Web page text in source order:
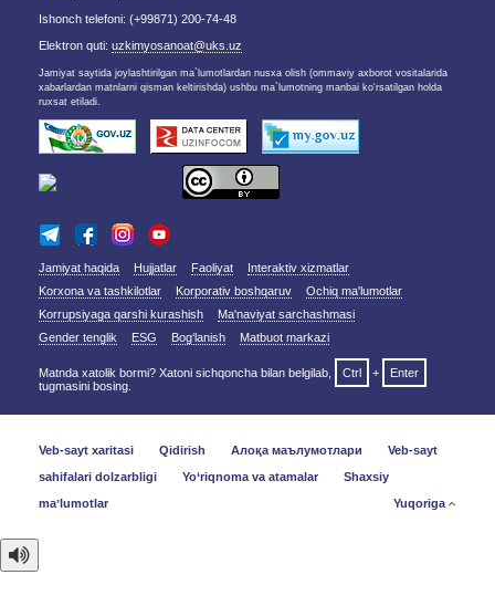
Ishonch telefoni: (+99871) 200-74-48
Elektron quti: uzkimyosanoat@uks.uz
Jamiyat saytida joylashtirilgan ma`lumotlardan nusxa olish (ommaviy axborot vositalarida
xabarlardan matnlarni qisman keltirishda) ushbu ma`lumotning manbai ko'rsatilgan holda
ruxsat etiladi.
Jamiyat haqida Hujjatlar Faoliyat
Interaktiv xizmatlar
Korxona va tashkilotlar
Korporativ boshqaruv
Ochiq ma'lumotlar
Korrupsiyaga qarshi kurashish
Ma'naviyat sarchashmasi
Gender tenglik
ESG Bog‘lanish Matbuot markazi
Matnda xatolik bormi? Xatoni sichqoncha bilan belgilab, Ctrl +
Enter
tugmasini bosing.
Veb-sayt xaritasi Qidirish Алоқа маълумотлари
Veb-sayt
sahifalari dolzarbligi
Yo‘riqnoma va atamalar
Shaxsiy
maʼlumotlar
Yuqoriga